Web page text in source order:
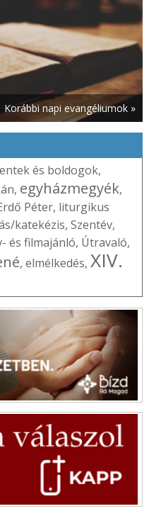
Korábbi napi evangéliumok »
és boldogok,
, egyházmegyék,
Péter, liturgikus
katekézis, Szentév,
és filmajánló, Útravaló,
, elmélkedés, XIV.